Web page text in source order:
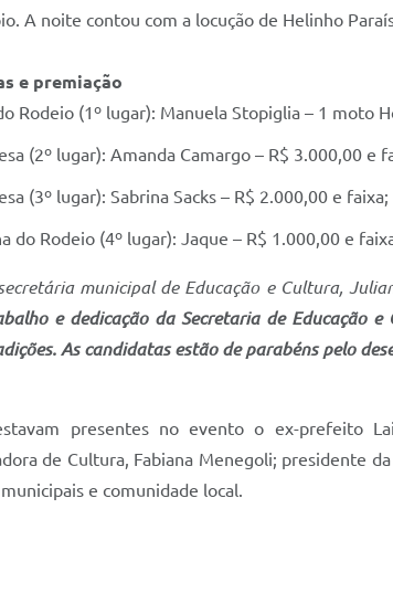
A noite contou com a locução de Helinho
e premiação
Rodeio (1º lugar): Manuela Stopiglia – 1 moto
(2º lugar): Amanda Camargo – R$ 3.000,00 e
(3º lugar): Sabrina Sacks – R$ 2.000,00 e faixa;
do Rodeio (4º lugar): Jaque – R$ 1.000,00 e
municipal de Educação e Cultura,
e dedicação da Secretaria de Educação
As candidatas estão de parabéns pelo
presentes no evento o ex-prefeito
de Cultura, Fabiana Menegoli; presidente
e comunidade local.